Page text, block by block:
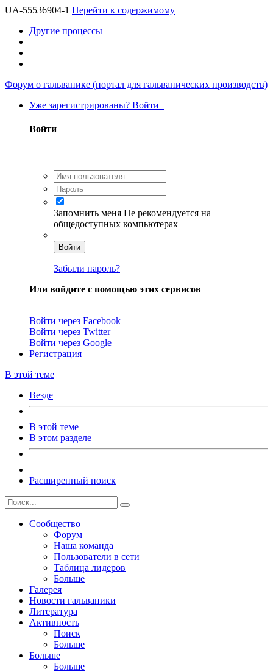
UA-55536904-1 Перейти к содержимому
Другие процессы
Форум о гальванике (портал для гальванических производств)
Уже зарегистрированы? Войти
Войти
Запомнить меня Не рекомендуется на
общедоступных компьютерах
Войти
Забыли пароль?
Или войдите с помощью этих сервисов
Войти через Facebook
Войти через Twitter
Войти через Google
Регистрация
В этой теме
Везде
В этой теме
В этом разделе
Расширенный поиск
Сообщество
Форум
Наша команда
Пользователи в сети
Таблица лидеров
Больше
Галерея
Новости гальваники
Литература
Активность
Поиск
Больше
Больше
Больше